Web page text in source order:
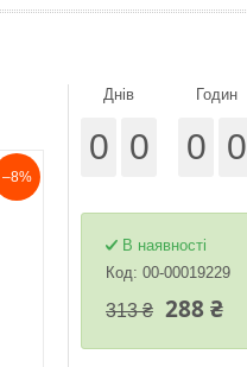
–8%
Днів
0 0
Годин
0 0
В наявності
Код: 00-00019229
313 ₴ 288 ₴